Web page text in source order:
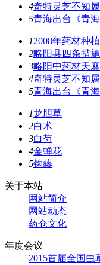
4奇特灵芝不知
5青海出台《青
12008年药材种
2略阳县四条措
3略阳中药材天
4奇特灵芝不知
5青海出台《青
1龙胆草
2白术
3白芍
4金蝉花
5钩藤
关于本站
网站简介
网站动态
药仓文化
年度会议
2015首届全国虫